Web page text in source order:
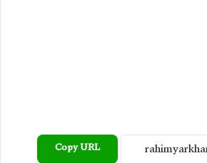
Copy URL